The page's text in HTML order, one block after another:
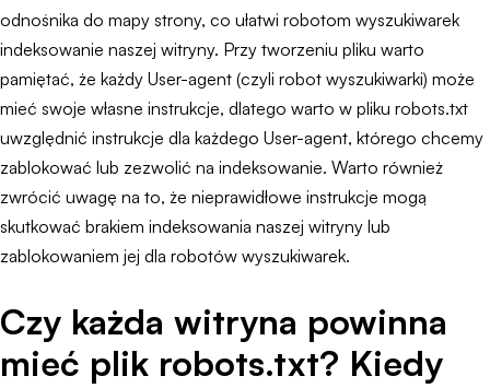
odnośnika do mapy strony, co ułatwi robotom wyszukiwarek
indeksowanie naszej witryny. Przy tworzeniu pliku warto
pamiętać, że każdy User-agent (czyli robot wyszukiwarki) może
mieć swoje własne instrukcje, dlatego warto w pliku robots.txt
uwzględnić instrukcje dla każdego User-agent, którego chcemy
zablokować lub zezwolić na indeksowanie. Warto również
zwrócić uwagę na to, że nieprawidłowe instrukcje mogą
skutkować brakiem indeksowania naszej witryny lub
zablokowaniem jej dla robotów wyszukiwarek.
Czy każda witryna powinna
mieć plik robots.txt? Kiedy